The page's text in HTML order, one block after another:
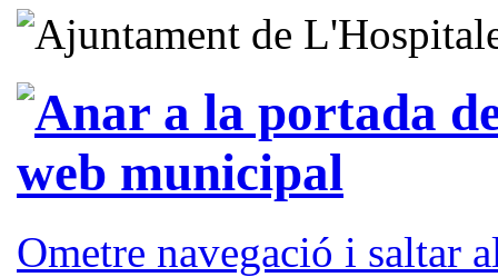
Ometre navegació i saltar